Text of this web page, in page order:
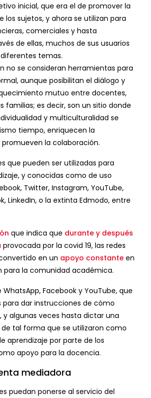
inicial, que era el de promover la
los sujetos, y ahora se utilizan para
comerciales y hasta
de ellas, muchos de sus usuarios
temas.
no se consideran herramientas para
aunque posibilitan el diálogo y
mutuo entre docentes,
familias; es decir, son un sitio donde
y multiculturalidad se
tiempo, enriquecen la
la colaboración.
que pueden ser utilizadas para
y conocidas como de uso
Twitter, Instagram, YouTube,
LinkedIn, o la extinta Edmodo, entre
que indica que durante y después
provocada por la covid 19, las redes
en un apoyo constante en
para la comunidad académica.
WhatsApp, Facebook y YouTube, que
para dar instrucciones de cómo
y algunas veces hasta dictar una
tal forma que se utilizaron como
aprendizaje por parte de los
apoyo para la docencia.
mediadora
puedan ponerse al servicio del